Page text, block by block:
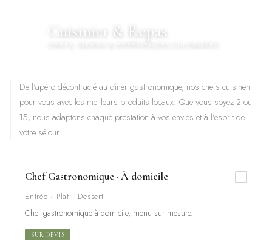
Cuisinier & Repas
De l'apéro décontracté au dîner gastronomique, nos chefs cuisinent
pour vous avec les meilleurs produits locaux. Que vous soyez 2 ou
15, nous adaptons chaque prestation à vos envies et à l'esprit de
votre séjour.
Chef Gastronomique · À domicile
Entrée · Plat · Dessert
Chef gastronomique à domicile, menu sur mesure.
SUR DEVIS